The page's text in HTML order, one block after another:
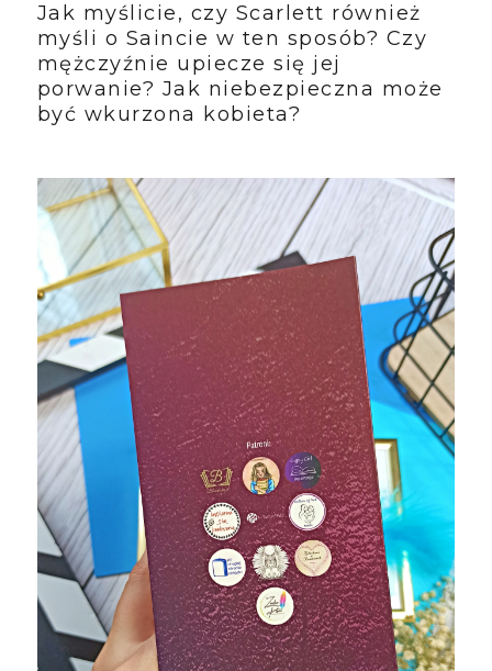
Jak myślicie, czy Scarlett również
myśli o Saincie w ten sposób? Czy
mężczyźnie upiecze się jej
porwanie? Jak niebezpieczna może
być wkurzona kobieta?